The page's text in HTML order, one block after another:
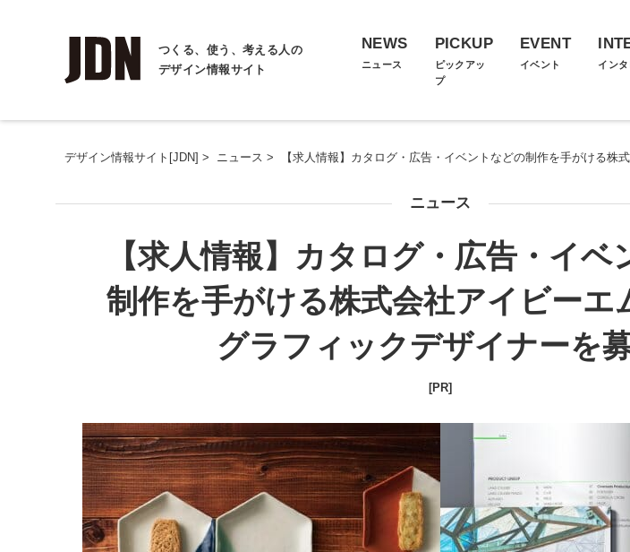
つくる、使う、考える人の
デザイン情報サイト
NEWS
ニュース
PICKUP
ピックアッ
プ
EVENT
イベント イン
デザイン情報サイト[JDN] > ニュース > 【求人情報】カタログ・広告・イベントなどの制作を手がける
ニュース
【求人情報】カタログ・広告・イベ
制作を手がける株式会社アイビーエ
グラフィックデザイナーを
[PR]